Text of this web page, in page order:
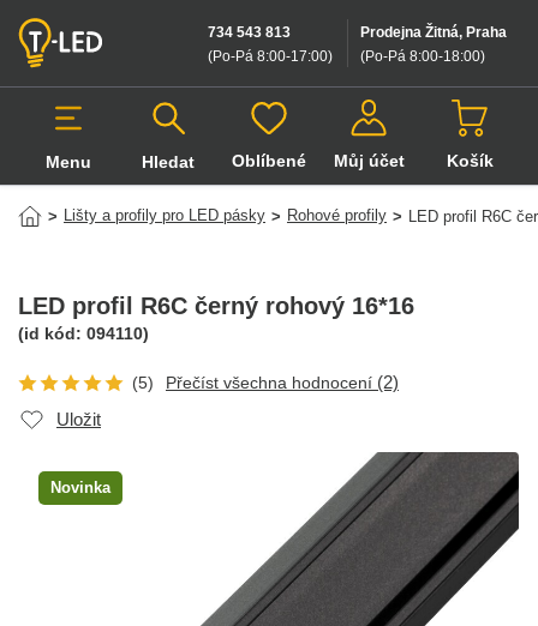
Prodejna Žitná, Praha
(Po-Pá 8:00-18:00)
734 543 813
(Po-Pá 8:00-17:00)
Menu Hledat
Hledat v produktech
Oblíbené Můj účet Košík
> Lišty a profily pro LED pásky > Rohové profily > LED profil R6C
Novinka
LED profil R6C černý rohový 16*16
(id kód: 094110)
(5) Přečíst všechna hodnocení (2)
Uložit